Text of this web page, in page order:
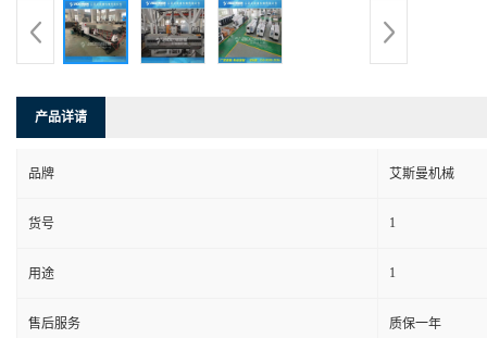
产品详请
品牌 艾斯曼机械
货号 1
用途 1
售后服务 质保一年